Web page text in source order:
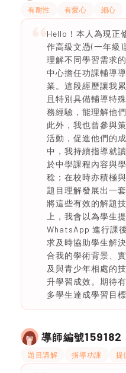
有耐性 有愛心 細心
Hello！本人為現正
作高級文憑(一年級
理解不同學習需求
中心擔任功課輔導
業。這段經歷讓我
且特別具備輔導特
務經驗，能理解他
此外，我也曾參與
活動，促進他們的
中，我持續指導就
於中學課程內容與
稔；在校時亦積極
題目理解發展出一
將這些有效的解題
上，我會以為學生
WhatsApp 進行課
求及時協助學生解
合我的學術背景、
及與青少年相處的
升學習成效。期待
多學生達成學習目標
導師編號159182
題目講解 指導功課 提